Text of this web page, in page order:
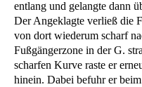
entlang und gelangte dann
Der Angeklagte verließ die
von dort wiederum scharf
Fußgängerzone in der G.
scharfen Kurve raste er
hinein. Dabei befuhr er